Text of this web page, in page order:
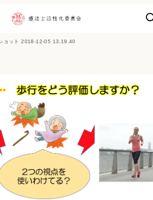
ョット 2018-12-05 13.19.40